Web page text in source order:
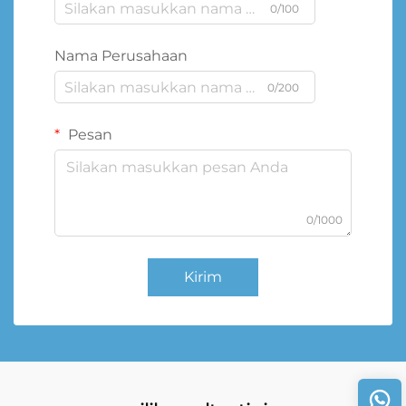
0/100
Nama Perusahaan
0/200
Pesan
0/1000
Kirim